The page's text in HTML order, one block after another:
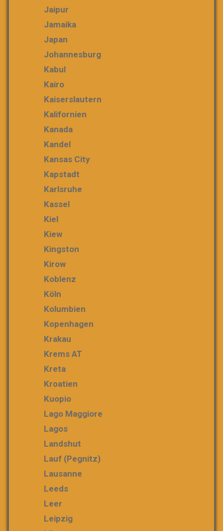
Jaipur
Jamaika
Japan
Johannesburg
Kabul
Kairo
Kaiserslautern
Kalifornien
Kanada
Kandel
Kansas City
Kapstadt
Karlsruhe
Kassel
Kiel
Kiew
Kingston
Kirow
Koblenz
Köln
Kolumbien
Kopenhagen
Krakau
Krems AT
Kreta
Kroatien
Kuopio
Lago Maggiore
Lagos
Landshut
Lauf (Pegnitz)
Lausanne
Leeds
Leer
Leipzig